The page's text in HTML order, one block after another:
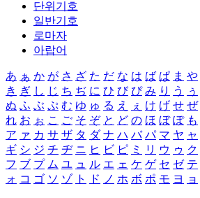
단위기호
일반기호
로마자
아랍어
あ ぁ か が さ ざ た だ な は ば ぱ ま や
き ぎ し じ ち ぢ に ひ び ぴ み り う ぅ
ぬ ふ ぶ ぷ む ゆ ゅ る え ぇ け げ せ ぜ
れ お ぉ こ ご そ ぞ と ど の ほ ぼ ぽ も
ア ァ カ サ ザ タ ダ ナ ハ バ パ マ ヤ ャ
ギ シ ジ チ ヂ ニ ヒ ビ ピ ミ リ ウ ゥ ク
フ ブ プ ム ユ ュ ル エ ェ ケ ゲ セ ゼ テ
ォ コ ゴ ソ ゾ ト ド ノ ホ ボ ポ モ ヨ ョ